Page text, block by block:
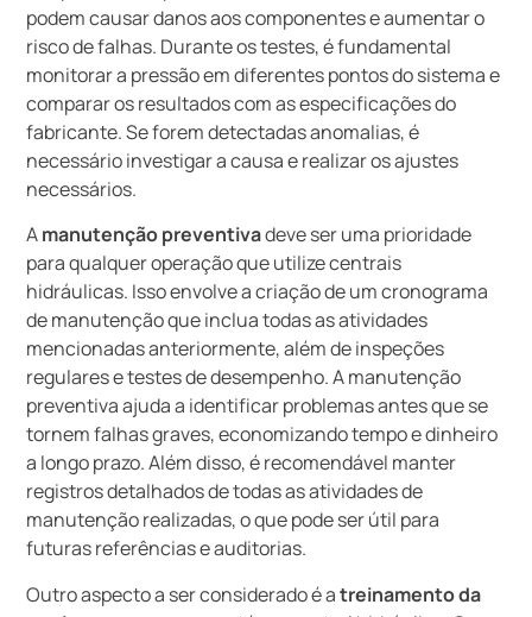
podem causar danos aos componentes e aumentar o
risco de falhas. Durante os testes, é fundamental
monitorar a pressão em diferentes pontos do sistema e
comparar os resultados com as especificações do
fabricante. Se forem detectadas anomalias, é
necessário investigar a causa e realizar os ajustes
necessários.
Amanutenção preventivadeve ser uma prioridade
para qualquer operação que utilize centrais
hidráulicas. Isso envolve a criação de um cronograma
de manutenção que inclua todas as atividades
mencionadas anteriormente, além de inspeções
regulares e testes de desempenho. A manutenção
preventiva ajuda a identificar problemas antes que se
tornem falhas graves, economizando tempo e dinheiro
a longo prazo. Além disso, é recomendável manter
registros detalhados de todas as atividades de
manutenção realizadas, o que pode ser útil para
futuras referências e auditorias.
Outro aspecto a ser considerado é atreinamento da